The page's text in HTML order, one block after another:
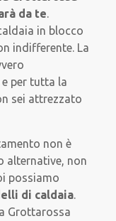
da te.
in blocco
indifferente. La
per tutta la
sei attrezzato
non è
alternative, non
possiamo
di caldaia.
Grottarossa